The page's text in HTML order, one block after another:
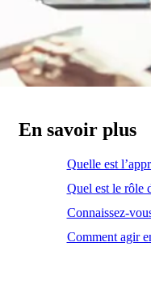
En savoir plus
Quelle est
Quel est le rôle
Connaissez-
Comment agir